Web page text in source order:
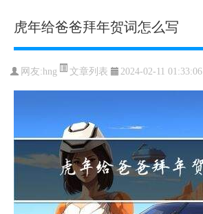
虎年给爸爸拜年贺词怎么写
网友:hng 文章列表 2024-02-11 01:33:06